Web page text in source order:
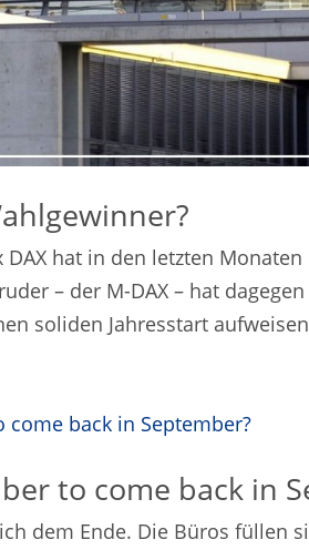
DAX hat in den letzten
– der M-DAX – hat
soliden Jahresstart
to come back in
dem Ende. Die Büros füllen